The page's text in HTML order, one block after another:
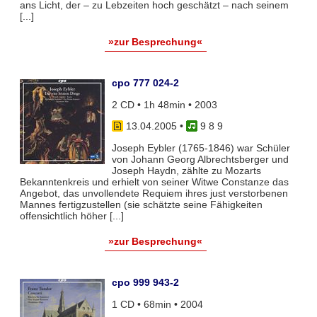
ans Licht, der – zu Lebzeiten hoch geschätzt – nach seinem
[...]
»zur Besprechung«
cpo 777 024-2
2 CD • 1h 48min • 2003
13.04.2005•
9 8 9
Joseph Eybler (1765-1846) war Schüler
von Johann Georg Albrechtsberger und
Joseph Haydn, zählte zu Mozarts
Bekanntenkreis und erhielt von seiner Witwe Constanze das
Angebot, das unvollendete Requiem ihres just verstorbenen
Mannes fertigzustellen (sie schätzte seine Fähigkeiten
offensichtlich höher [...]
»zur Besprechung«
cpo 999 943-2
1 CD • 68min • 2004